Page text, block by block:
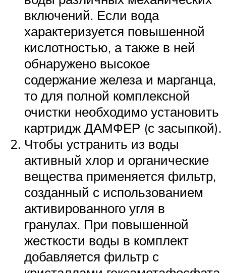
включений. Если вода
характеризуется повышенной
кислотностью, а также в ней
обнаружено высокое
содержание железа и марганца,
то для полной комплексной
очистки необходимо установить
картридж ДАМФЕР (с засыпкой).
Чтобы устранить из воды
активный хлор и органические
вещества применяется фильтр,
созданный с использованием
активированного угля в
гранулах. При повышенной
жесткости воды в комплект
добавляется фильтр с